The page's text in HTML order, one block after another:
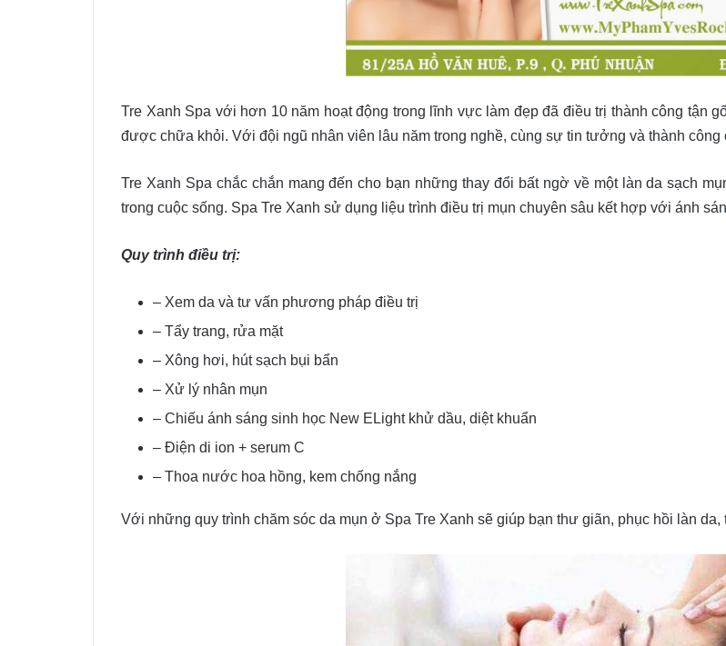
Tre Xanh Spa với hơn 10 năm hoạt động trong lĩnh vực làm đẹp đã điều trị thành công tận
được chữa khỏi. Với đội ngũ nhân viên lâu năm trong nghề, cùng sự tin tưởng và thành công
Tre Xanh Spa chắc chắn mang đến cho bạn những thay đổi bất ngờ về một làn da sạch
trong cuộc sống. Spa Tre Xanh sử dụng liệu trình điều trị mụn chuyên sâu kết hợp với ánh
Quy trình điều trị:
– Xem da và tư vấn phương pháp điều trị
– Tẩy trang, rửa mặt
– Xông hơi, hút sạch bụi bẩn
– Xử lý nhân mụn
– Chiếu ánh sáng sinh học New ELight khử dầu, diệt khuẩn
– Điện di ion + serum C
– Thoa nước hoa hồng, kem chống nắng
Với những quy trình chăm sóc da mụn ở Spa Tre Xanh sẽ giúp bạn thư giãn, phục hồi làn